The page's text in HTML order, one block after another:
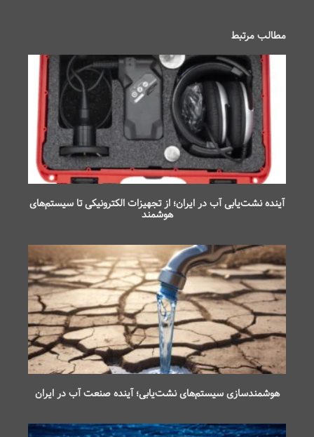
مطالب مرتبط
آینده نشت‌یابی آب در ایران؛ از تجهیزات الکترونیکی تا سیستم‌های
هوشمند
هوشمندسازی سیستم‌های نشت‌یابی؛ آینده صنعت آب در ایران